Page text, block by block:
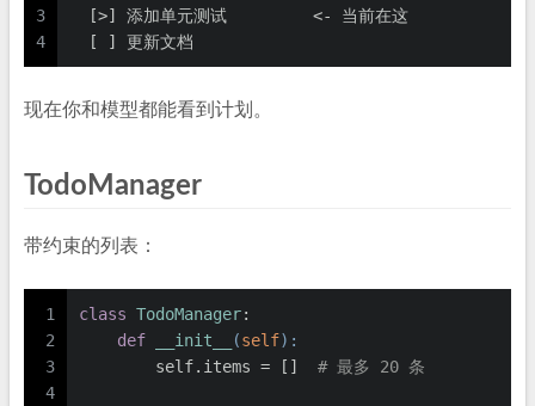
3
4
  [>] 添加单元测试         <- 当前在这
  [ ] 更新文档
现在你和模型都能看到计划。
TodoManager
带约束的列表：
1
2
3
4
class TodoManager:
def
__init__ (self):
        self.items = []
# 最多 20 条